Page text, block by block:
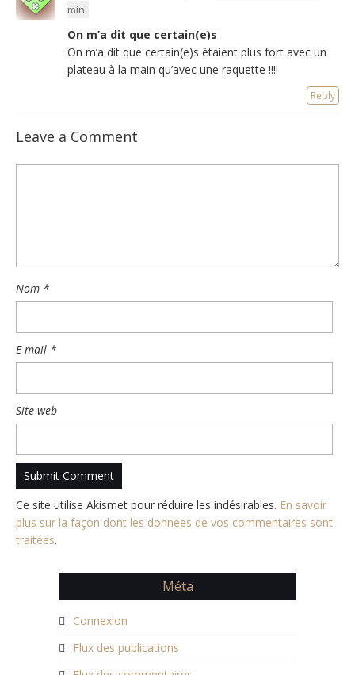
min
On m’a dit que certain(e)s
On m’a dit que certain(e)s étaient plus fort avec un
plateau à la main qu’avec une raquette !!!!
Reply
Leave a Comment
Nom *
E-mail *
Site web
Ce site utilise Akismet pour réduire les indésirables. En savoir
plus sur la façon dont les données de vos commentaires sont
traitées.
Méta
Connexion
Flux des publications